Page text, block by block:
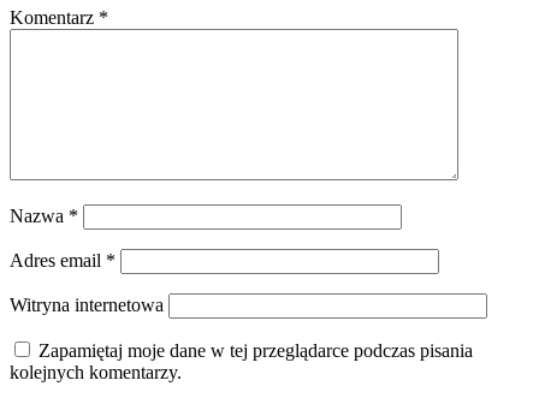
Komentarz *
Nazwa *
Adres email *
Witryna internetowa
Zapamiętaj moje dane w tej przeglądarce podczas pisania
kolejnych komentarzy.